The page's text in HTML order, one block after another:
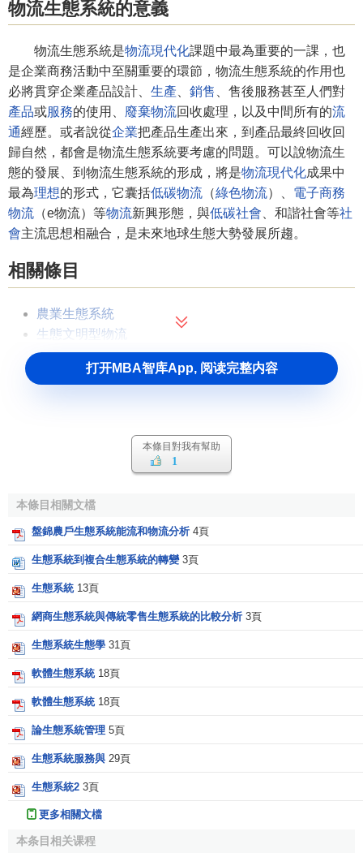
物流生態系統的意義
物流生態系統是物流現代化課題中最為重要的一課，也
是企業商務活動中至關重要的環節，物流生態系統的作用也
必將貫穿企業產品設計、 生產 銷售
、售後服務甚至人們對
產品或服務的使用、 廢棄物流回收處理，以及中間所有的流
通經歷。或者說從企業把產品生產出來，到產品最終回收回
歸自然，都會是物流生態系統要考慮的問題。可以說物流生
態的發展、到物流生態系統的形成，將是物流現代化成果中
最為理想的形式，它囊括低碳物流 （綠色物流）、 電子商務
物流 （e物流）等物流新興形態，與低碳社會 、和諧社會等社
會主流思想相融合，是未來地球生態大勢發展所趨。
相關條目
農業生態系統
生態文明型物流
打开MBA智库App, 阅读完整内容
本條目對我有幫助
1
本條目相關文檔
盤錦農戶生態系統能流和物流分析 4頁
生態系統到複合生態系統的轉變 3頁
生態系統 13頁
網商生態系統與傳統零售生態系統的比較分析 3頁
生態系統生態學 31頁
軟體生態系統 18頁
軟體生態系統 18頁
論生態系統管理 5頁
生態系統服務與 29頁
生態系統2 3頁
更多相關文檔
本条目相关课程